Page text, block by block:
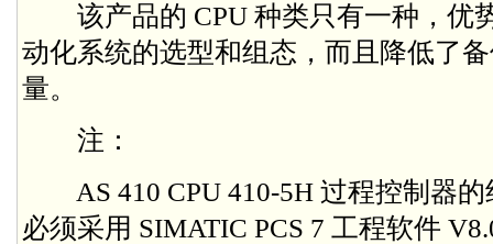
该产品的 CPU 种类只有一种，优
动化系统的选型和组态，而且降低了
量。
注：
AS 410 CPU 410-5H 过程控制器的
必须采用 SIMATIC PCS 7 工程软件